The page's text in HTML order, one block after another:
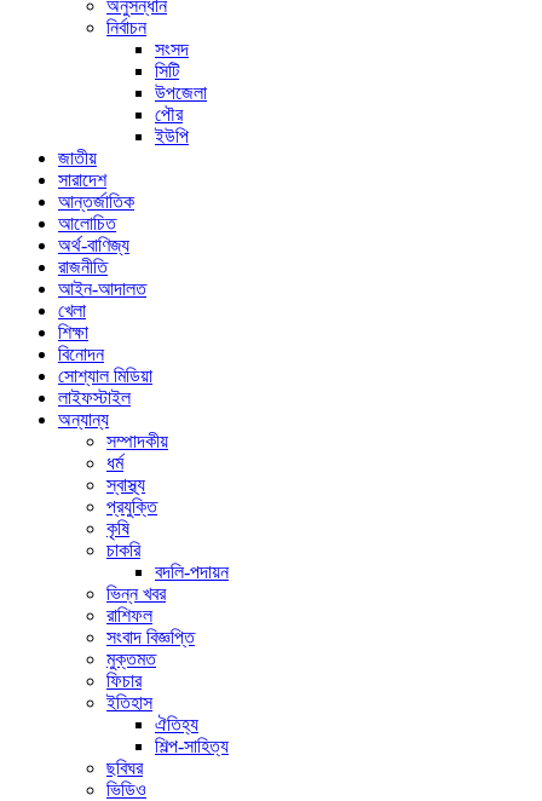
অনুসন্ধান
নির্বাচন
সংসদ
সিটি
উপজেলা
পৌর
ইউপি
জাতীয়
সারাদেশ
আন্তর্জাতিক
আলোচিত
অর্থ-বাণিজ্য
রাজনীতি
আইন-আদালত
খেলা
শিক্ষা
বিনোদন
সোশ্যাল মিডিয়া
লাইফস্টাইল
অন্যান্য
সম্পাদকীয়
ধর্ম
স্বাস্থ্য
প্রযুক্তি
কৃষি
চাকরি
বদলি-পদায়ন
ভিন্ন খবর
রাশিফল
সংবাদ বিজ্ঞপ্তি
মুক্তমত
ফিচার
ইতিহাস
ঐতিহ্য
শিল্প-সাহিত্য
ছবিঘর
ভিডিও